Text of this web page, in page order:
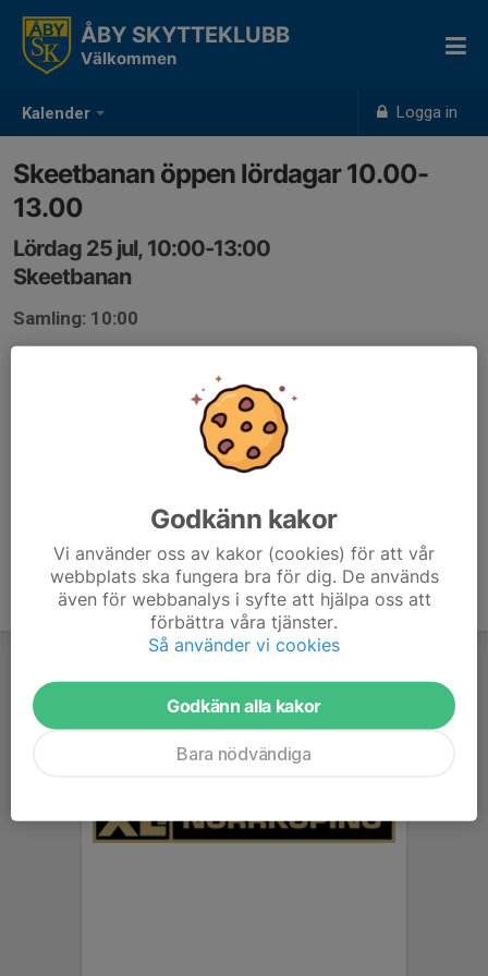
Kalender Logga in
ÅBY SKYTTEKLUBB
Välkommen
Skeetbanan öppen lördagar 10.00-
13.00
Lördag 25 jul, 10:00-13:00
Skeetbanan
Samling: 10:00
Godkänn kakor
Vi använder oss av kakor (cookies) för att vår
webbplats ska fungera bra för dig. De används
även för webbanalys i syfte att hjälpa oss att
förbättra våra tjänster.
Så använder vi cookies
Godkänn alla kakor
Bara nödvändiga